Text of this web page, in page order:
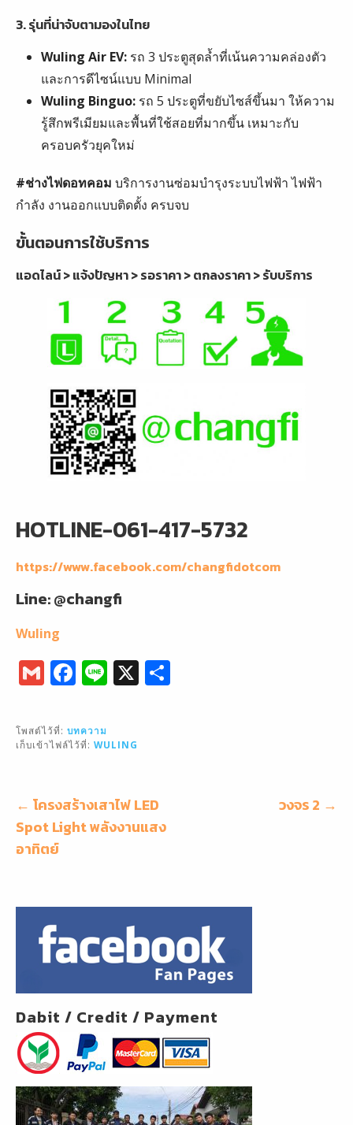
3. รุ่นที่น่าจับตามองในไทย
Wuling Air EV: รถ 3 ประตูสุดล้ำที่เน้นความคล่องตัว
และการดีไซน์แบบ Minimal
Wuling Binguo: รถ 5 ประตูที่ขยับไซส์ขึ้นมา ให้ความ
รู้สึกพรีเมียมและพื้นที่ใช้สอยที่มากขึ้น เหมาะกับ
ครอบครัวยุคใหม่
#ช่างไฟดอทคอม บริการงานซ่อมบำรุงระบบไฟฟ้า ไฟฟ้า
กำลัง งานออกแบบติดตั้ง ครบจบ
ขั้นตอนการใช้บริการ
แอดไลน์ > แจ้งปัญหา > รอราคา > ตกลงราคา > รับบริการ
HOTLINE-061-417-5732
https://www.facebook.com/changfidotcom
Line: @changfi
Wuling
G
m
ai
l
F
a
c
e
o
o
Li
n
X
โพสต์ไว้ที่: บทความ
เก็บเข้าไฟล์ไว้ที่: WULING
แนะแนว
เรื่อง
← โครงสร้างเสาไฟ LED
Spot Light พลังงานแสง
อาทิตย์
วงจร 2 →
Dabit / Credit / Payment